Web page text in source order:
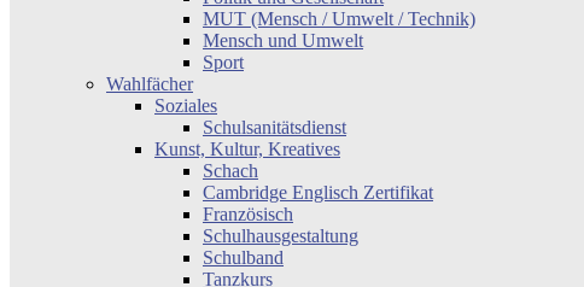
MUT (Mensch / Umwelt / Technik)
Mensch und Umwelt
Sport
Wahlfächer
Soziales
Schulsanitätsdienst
Kunst, Kultur, Kreatives
Schach
Cambridge Englisch Zertifikat
Französisch
Schulhausgestaltung
Schulband
Tanzkurs